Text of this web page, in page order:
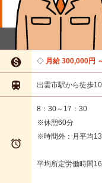
 月給 300,000円
 出雲市駅から徒歩

8：30～17：30
※休憩60分
※時間外：月平均13
平均所定労働時間